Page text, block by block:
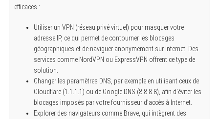
efficaces :
Utiliser un VPN (réseau privé virtuel) pour masquer votre
adresse IP, ce qui permet de contourner les blocages
géographiques et de naviguer anonymement sur Internet. Des
services comme NordVPN ou ExpressVPN offrent ce type de
solution.
Changer les paramètres DNS, par exemple en utilisant ceux de
Cloudflare (1.1.1.1) ou de Google DNS (8.8.8.8), afin d’éviter les
blocages imposés par votre fournisseur d’accès à Internet.
Explorer des navigateurs comme Brave, qui intègrent des
S
r
c
h
f
o
r